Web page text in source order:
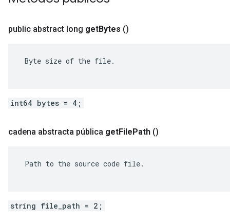
public abstract long getBytes ()
Byte size of the file.
int64 bytes = 4;
cadena abstracta pública getFilePath ()
Path to the source code file.
string file_path = 2;